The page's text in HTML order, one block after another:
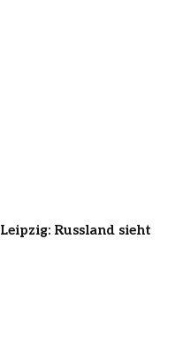
Russland sieht